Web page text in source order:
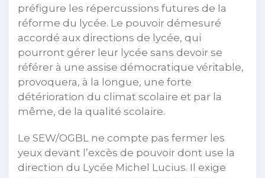
préfigure les répercussions futures de la
réforme du lycée. Le pouvoir démesuré
accordé aux directions de lycée, qui
pourront gérer leur lycée sans devoir se
référer à une assise démocratique véritable,
provoquera, à la longue, une forte
détérioration du climat scolaire et par la
même, de la qualité scolaire.
Le SEW/OGBL ne compte pas fermer les
yeux devant l’excès de pouvoir dont use la
direction du Lycée Michel Lucius. Il exige